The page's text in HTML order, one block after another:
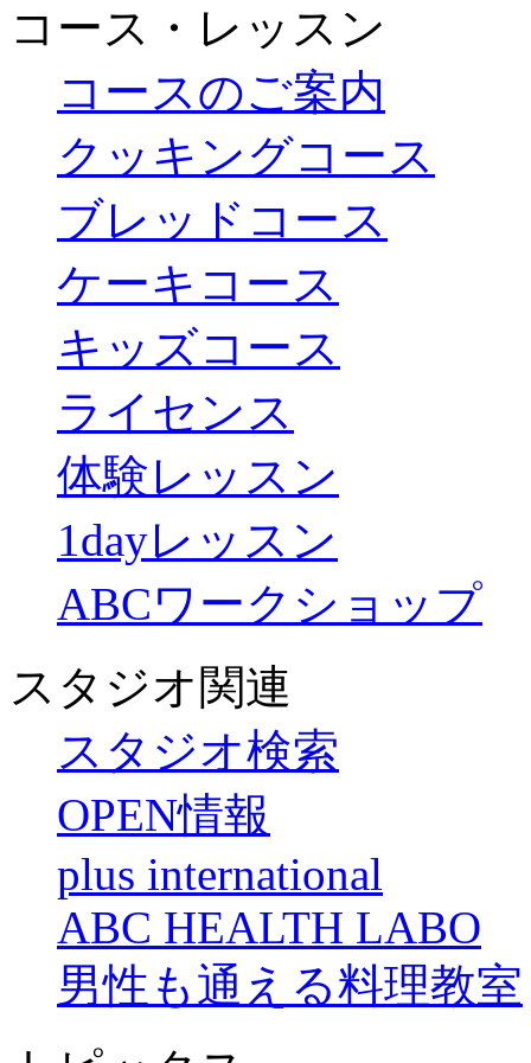
コース・レッスン
コースのご案内
クッキングコース
ブレッドコース
ケーキコース
キッズコース
ライセンス
体験レッスン
1dayレッスン
ABCワークショップ
スタジオ関連
スタジオ検索
OPEN情報
plus international
ABC HEALTH LABO
男性も通える料理教室